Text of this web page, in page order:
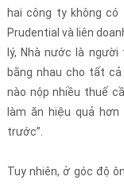
hai công ty không
Prudential và liên
lý, Nhà nước là
bằng nhau cho tất
nào nộp nhiều thuế
làm ăn hiệu quả
trước”.
Tuy nhiên, ở góc độ